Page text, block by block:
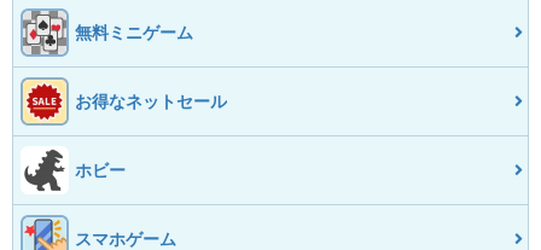
無料ミニゲーム
お得なネットセール
ホビー
スマホゲーム